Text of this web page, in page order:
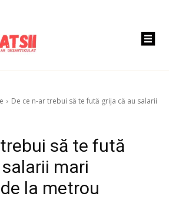
De ce n-ar trebui să te fută grija că au salarii
să te fută
mari
la metrou